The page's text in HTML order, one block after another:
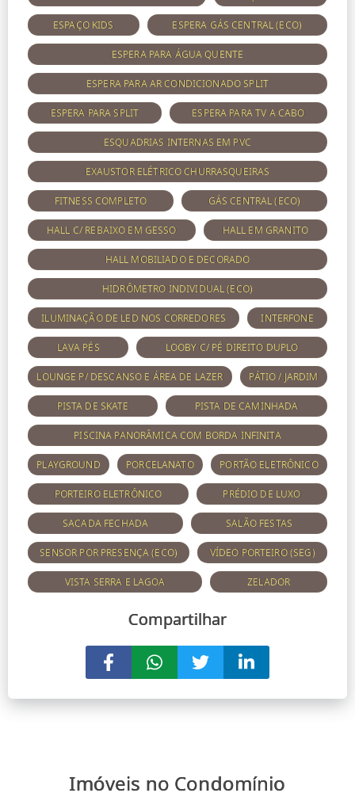
ESPAÇO KIDS ESPERA GÁS CENTRAL (ECO)
ESPERA PARA ÁGUA QUENTE
ESPERA PARA AR CONDICIONADO SPLIT
ESPERA PARA SPLIT ESPERA PARA TV A CABO
ESQUADRIAS INTERNAS EM PVC
EXAUSTOR ELÉTRICO CHURRASQUEIRAS
FITNESS COMPLETO GÁS CENTRAL (ECO)
HALL C/ REBAIXO EM GESSO HALL EM GRANITO
HALL MOBILIADO E DECORADO
HIDRÔMETRO INDIVIDUAL (ECO)
ILUMINAÇÃO DE LED NOS CORREDORES INTERFONE
LAVA PÉS LOOBY C/ PÉ DIREITO DUPLO
LOUNGE P/ DESCANSO E ÁREA DE LAZER PÁTIO / JARDIM
PISTA DE SKATE PISTA DE CAMINHADA
PISCINA PANORÂMICA COM BORDA INFINITA
PLAYGROUND PORCELANATO PORTÃO ELETRÔNICO
PORTEIRO ELETRÔNICO PRÉDIO DE LUXO
SACADA FECHADA SALÃO FESTAS
SENSOR POR PRESENÇA (ECO) VÍDEO PORTEIRO (SEG)
VISTA SERRA E LAGOA ZELADOR
Compartilhar
Imóveis no Condomínio